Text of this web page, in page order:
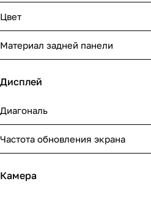
Цвет
Материал задней панели
Дисплей
Диагональ
Частота обновления экрана
Камера